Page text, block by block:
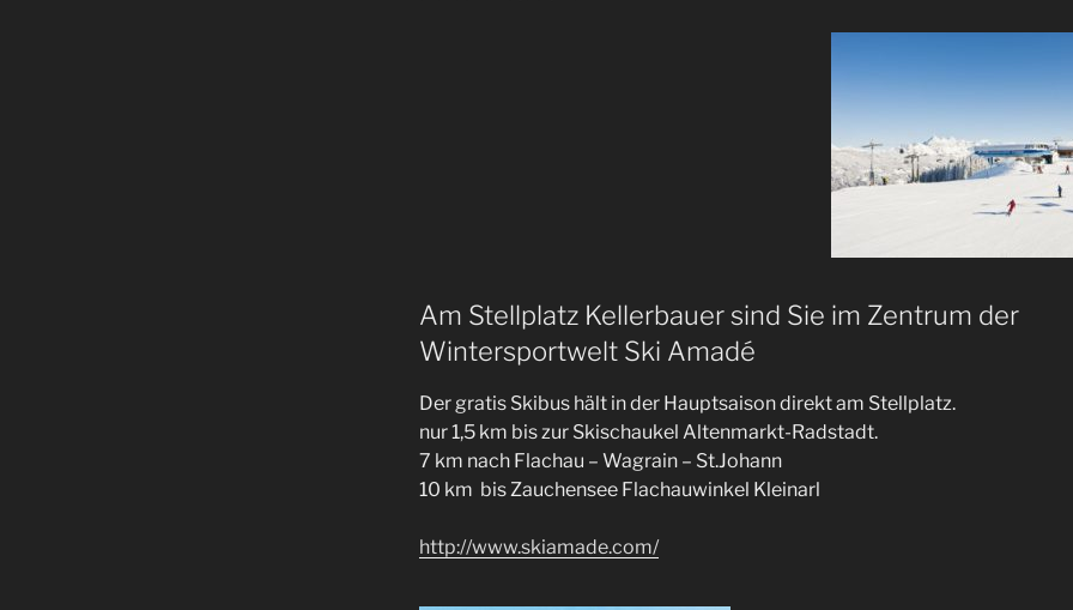
Am Stellplatz Kellerbauer sind Sie im Zentrum der
Wintersportwelt Ski Amadé
Der gratis Skibus hält in der Hauptsaison direkt am Stellplatz.
nur 1,5 km bis zur Skischaukel Altenmarkt-Radstadt.
7 km nach Flachau – Wagrain – St.Johann
10 km bis Zauchensee Flachauwinkel Kleinarl
http://www.skiamade.com/